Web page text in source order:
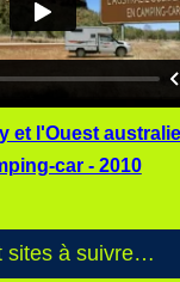
et l'Ouest
car - 2010
sites à suivre…